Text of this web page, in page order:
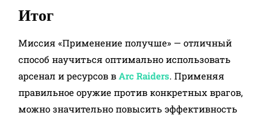
Итог
Миссия «Применение получше» — отличный
способ научиться оптимально использовать
арсенал и ресурсов в Arc Raiders. Применяя
правильное оружие против конкретных врагов,
можно значительно повысить эффективность